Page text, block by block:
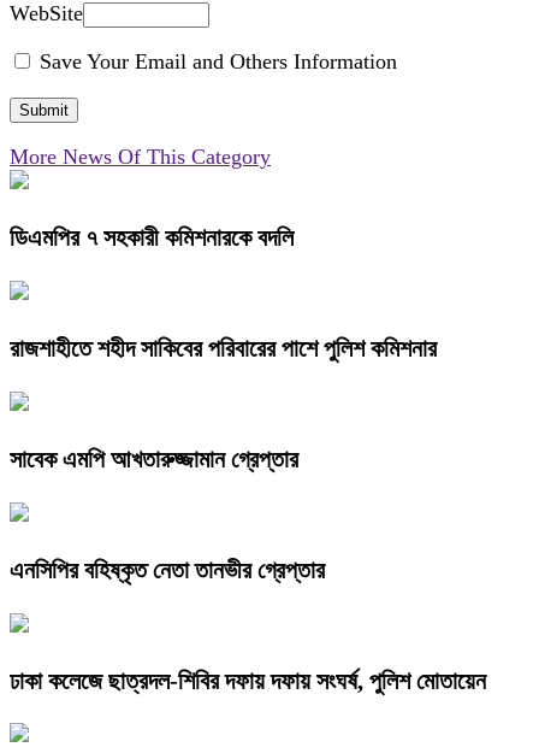
WebSite
Save Your Email and Others Information
More News Of This Category
ডিএমপির ৭ সহকারী কমিশনারকে বদলি
রাজশাহীতে শহীদ সাকিবের পরিবারের পাশে পুলিশ কমিশনার
সাবেক এমপি আখতারুজ্জামান গ্রেপ্তার
এনসিপির বহিষ্কৃত নেতা তানভীর গ্রেপ্তার
ঢাকা কলেজে ছাত্রদল-শিবির দফায় দফায় সংঘর্ষ, পুলিশ মোতায়েন